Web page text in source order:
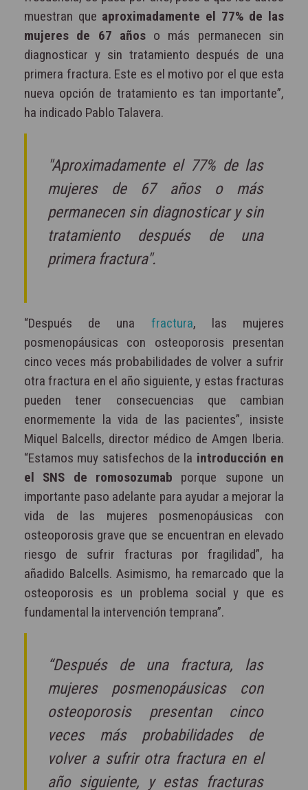
muestran que aproximadamente el 77% de las
mujeres de 67 añoso más permanecen sin
diagnosticar y sin tratamiento después de una
primera fractura. Este es el motivo por el que esta
nueva opción de tratamiento es tan importante”,
ha indicado Pablo Talavera.
"Aproximadamente el 77% de las
mujeres de 67 años o más
permanecen sin diagnosticar y sin
tratamiento después de una
primera fractura".
“Después de una fractura, las mujeres
posmenopáusicas con osteoporosis presentan
cinco veces más probabilidades de volver a sufrir
otra fractura en el año siguiente, y estas fracturas
pueden tener consecuencias que cambian
enormemente la vida de las pacientes”, insiste
Miquel Balcells, director médico de Amgen Iberia.
“Estamos muy satisfechos de la introducción en
el SNS de romosozumab porque supone un
importante paso adelante para ayudar a mejorar la
vida de las mujeres posmenopáusicas con
osteoporosis grave que se encuentran en elevado
riesgo de sufrir fracturas por fragilidad”, ha
añadido Balcells. Asimismo, ha remarcado que la
osteoporosis es un problema social y que es
fundamental la intervención temprana”.
“Después de una fractura, las
mujeres posmenopáusicas con
osteoporosis presentan cinco
veces más probabilidades de
volver a sufrir otra fractura en el
año siguiente, y estas fracturas